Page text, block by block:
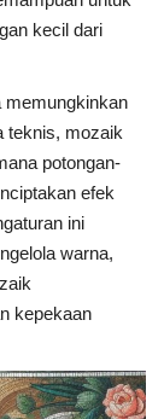
kecil dari
memungkinkan
teknis, mozaik
potongan-
efek
ini
warna,
kepekaan